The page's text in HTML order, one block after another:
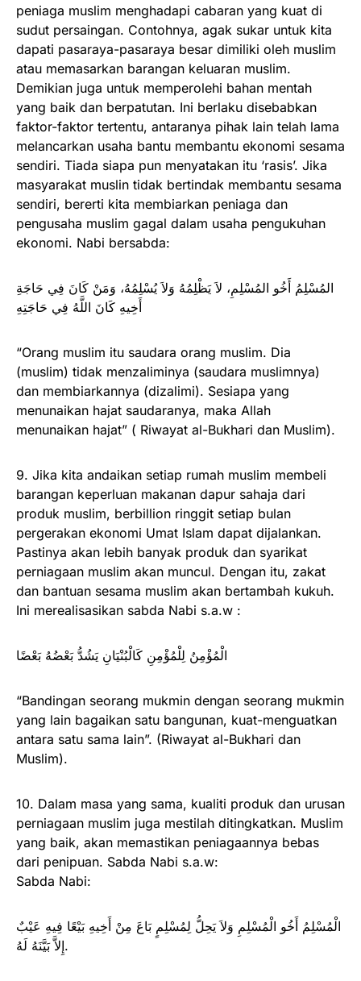
peniaga muslim menghadapi cabaran yang kuat di
sudut persaingan. Contohnya, agak sukar untuk kita
dapati pasaraya-pasaraya besar dimiliki oleh muslim
atau memasarkan barangan keluaran muslim.
Demikian juga untuk memperolehi bahan mentah
yang baik dan berpatutan. Ini berlaku disebabkan
faktor-faktor tertentu, antaranya pihak lain telah lama
melancarkan usaha bantu membantu ekonomi sesama
sendiri. Tiada siapa pun menyatakan itu ‘rasis’. Jika
masyarakat muslin tidak bertindak membantu sesama
sendiri, bererti kita membiarkan peniaga dan
pengusaha muslim gagal dalam usaha pengukuhan
ekonomi. Nabi bersabda:
المُسْلِمُ أَخُو المُسْلِمِ، لاَ يَظْلِمُهُ وَلاَ يُسْلِمُهُ، وَمَنْ كَانَ فِي حَاجَةِ
أَخِيهِ كَانَ اللَّهُ فِي حَاجَتِهِ
“Orang muslim itu saudara orang muslim. Dia
(muslim) tidak menzaliminya (saudara muslimnya)
dan membiarkannya (dizalimi). Sesiapa yang
menunaikan hajat saudaranya, maka Allah
menunaikan hajat” ( Riwayat al-Bukhari dan Muslim).
9. Jika kita andaikan setiap rumah muslim membeli
barangan keperluan makanan dapur sahaja dari
produk muslim, berbillion ringgit setiap bulan
pergerakan ekonomi Umat Islam dapat dijalankan.
Pastinya akan lebih banyak produk dan syarikat
perniagaan muslim akan muncul. Dengan itu, zakat
dan bantuan sesama muslim akan bertambah kukuh.
Ini merealisasikan sabda Nabi s.a.w :
الْمُؤْمِنُ لِلْمُؤْمِنِ كَالْبُنْيَانِ يَشُدُّ بَعْضُهُ بَعْضًا
“Bandingan seorang mukmin dengan seorang mukmin
yang lain bagaikan satu bangunan, kuat-menguatkan
antara satu sama lain”. (Riwayat al-Bukhari dan
Muslim).
10. Dalam masa yang sama, kualiti produk dan urusan
perniagaan muslim juga mestilah ditingkatkan. Muslim
yang baik, akan memastikan peniagaannya bebas
dari penipuan. Sabda Nabi s.a.w:
Sabda Nabi:
الْمُسْلِمُ أَخُو الْمُسْلِمِ وَلاَ يَحِلُّ لِمُسْلِمٍ بَاعَ مِنْ أَخِيهِ بَيْعًا فِيهِ عَيْبٌ
إِلاَّ بَيَّنَهُ لَهُ.